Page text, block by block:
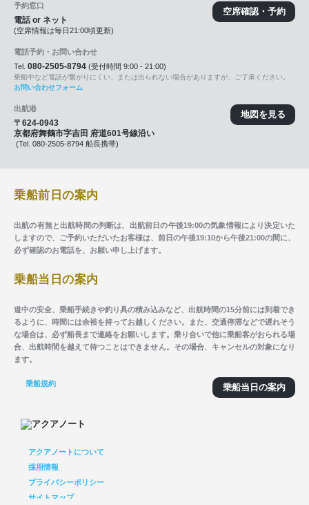
空席確認・予約
予約窓口
電話 or ネット
(空席情報は毎日21:00頃更新)
電話予約・お問い合わせ
Tel. 080-2505-8794 (受付時間 9:00 - 21:00)
乗船中など電話が繋がりにくい、または出られない場合がありますが、ご了承ください。
お問い合わせフォーム
地図を見る
出航港
〒624-0943
京都府舞鶴市字吉田 府道601号線沿い
(Tel. 080-2505-8794 船長携帯)
乗船前日の案内
出航の有無と出航時間の判断は、出航前日の午後19:00の気象情報により決定いた
しますので、ご予約いただいたお客様は、前日の午後19:10から午後21:00の間に、
必ず確認のお電話を、お願い申し上げます。
乗船当日の案内
道中の安全、乗船手続きや釣り具の積み込みなど、出航時間の15分前には到着でき
るように、時間には余裕を持ってお越しください。また、交通停滞などで遅れそう
な場合は、必ず船長まで連絡をお願いします。乗り合いで他に乗船客がおられる場
合、出航時間を越えて待つことはできません。その場合、キャンセルの対象になり
ます。
乗船当日の案内
乗船規約
アクアノートについて
採用情報
プライバシーポリシー
サイトマップ